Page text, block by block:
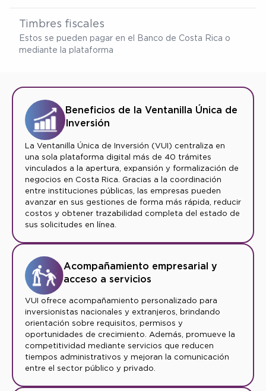
Timbres fiscales
Estos se pueden pagar en el Banco de Costa Rica o
mediante la plataforma
Beneficios de la Ventanilla Única de
Inversión
La Ventanilla Única de Inversión (VUI) centraliza en
una sola plataforma digital más de 40 trámites
vinculados a la apertura, expansión y formalización de
negocios en Costa Rica. Gracias a la coordinación
entre instituciones públicas, las empresas pueden
avanzar en sus gestiones de forma más rápida, reducir
costos y obtener trazabilidad completa del estado de
sus solicitudes en línea.
Acompañamiento empresarial y
acceso a servicios
VUI ofrece acompañamiento personalizado para
inversionistas nacionales y extranjeros, brindando
orientación sobre requisitos, permisos y
oportunidades de crecimiento. Además, promueve la
competitividad mediante servicios que reducen
tiempos administrativos y mejoran la comunicación
entre el sector público y privado.